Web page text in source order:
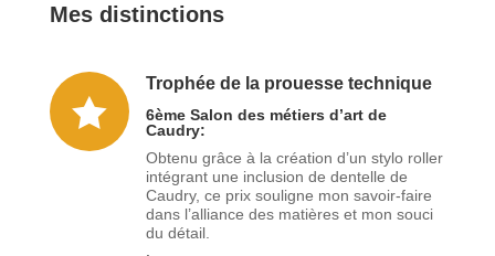
Mes distinctions

Trophée de la prouesse technique
6ème Salon des métiers d’art de
Caudry:
Obtenu grâce à la création d’un stylo roller
intégrant une inclusion de dentelle de
Caudry, ce prix souligne mon savoir-faire
dans l’alliance des matières et mon souci
du détail.